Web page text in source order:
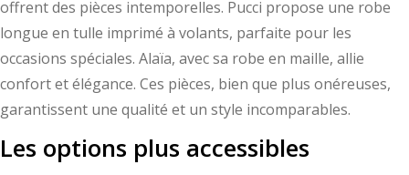
offrent des pièces intemporelles. Pucci propose une robe
longue en tulle imprimé à volants, parfaite pour les
occasions spéciales. Alaïa, avec sa robe en maille, allie
confort et élégance. Ces pièces, bien que plus onéreuses,
garantissent une qualité et un style incomparables.
Les options plus accessibles